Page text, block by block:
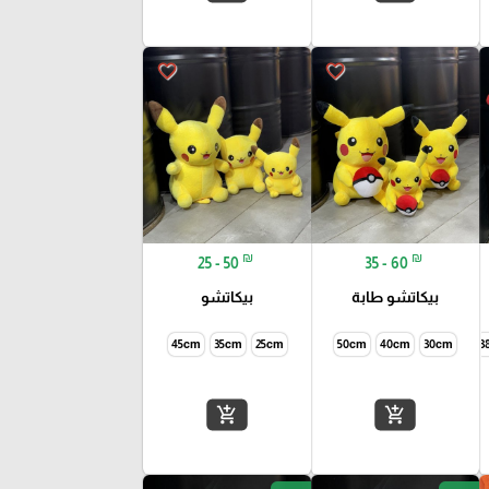
favorite_border
35 - 60 ₪
بيكاتشو طابة
30cm
40cm
50cm
add_shopping_cart
favorite_border
25 - 50 ₪
بيكاتشو
25cm
35cm
45cm
add_shopping_cart